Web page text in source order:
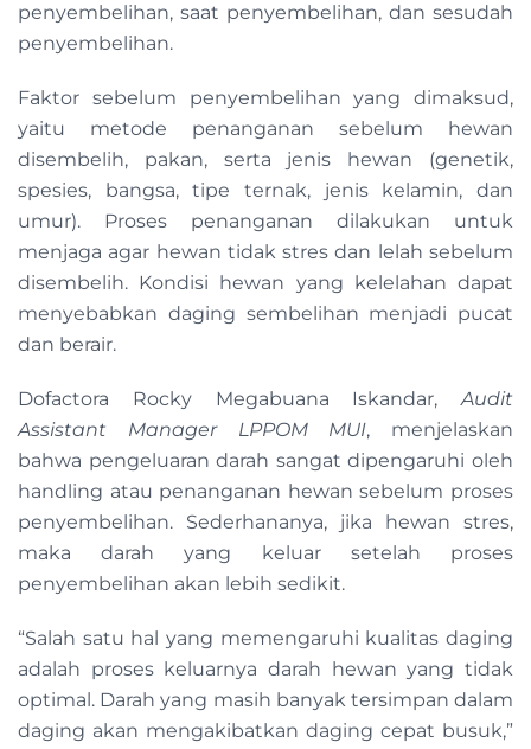
penyembelihan, saat penyembelihan, dan sesudah
penyembelihan.
Faktor sebelum penyembelihan yang dimaksud,
yaitu metode penanganan sebelum hewan
disembelih, pakan, serta jenis hewan (genetik,
spesies, bangsa, tipe ternak, jenis kelamin, dan
umur). Proses penanganan dilakukan untuk
menjaga agar hewan tidak stres dan lelah sebelum
disembelih. Kondisi hewan yang kelelahan dapat
menyebabkan daging sembelihan menjadi pucat
dan berair.
Dofactora Rocky Megabuana Iskandar,Audit
Assistant Manager LPPOM MUI, menjelaskan
bahwa pengeluaran darah sangat dipengaruhi oleh
handling atau penanganan hewan sebelum proses
penyembelihan. Sederhananya, jika hewan stres,
maka darah yang keluar setelah proses
penyembelihan akan lebih sedikit.
“Salah satu hal yang memengaruhi kualitas daging
adalah proses keluarnya darah hewan yang tidak
optimal. Darah yang masih banyak tersimpan dalam
daging akan mengakibatkan daging cepat busuk,”